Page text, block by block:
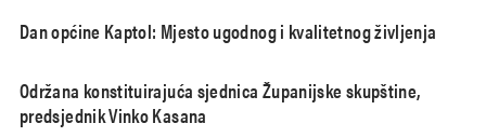
Dan općine Kaptol: Mjesto ugodnog i kvalitetnog življenja
Održana konstituirajuća sjednica Županijske skupštine,
predsjednik Vinko Kasana